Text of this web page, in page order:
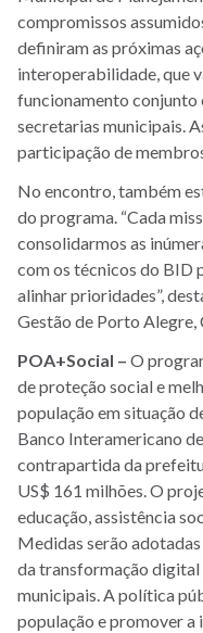
compromissos
definiram as próximas
interoperabilidade, que
funcionamento conjunto
secretarias municipais.
participação de
No encontro, também
do programa. “Cada
consolidarmos as
com os técnicos do BID
alinhar prioridades”,
Gestão de Porto Alegre,
POA+Social – O
de proteção social e
população em situação
Banco Interamericano
contrapartida da
US$ 161 milhões. O
educação, assistência
Medidas serão
da transformação digital
municipais. A política
população e promover a